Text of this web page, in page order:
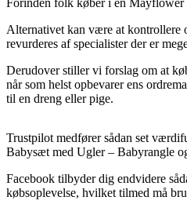
Alternativet kan være at kontrollere
revurderes af specialister der er
Derudover stiller vi forslag om at
når som helst opbevarer ens
til en dreng eller pige.
Trustpilot medfører sådan set
Babysæt med Ugler – Babyrangle
Facebook tilbyder dig endvidere
købsoplevelse, hvilket tilmed må